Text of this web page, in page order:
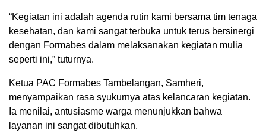
“Kegiatan ini adalah agenda rutin kami bersama tim tenaga
kesehatan, dan kami sangat terbuka untuk terus bersinergi
dengan Formabes dalam melaksanakan kegiatan mulia
seperti ini,” tuturnya.
Ketua PAC Formabes Tambelangan, Samheri,
menyampaikan rasa syukurnya atas kelancaran kegiatan.
Ia menilai, antusiasme warga menunjukkan bahwa
layanan ini sangat dibutuhkan.